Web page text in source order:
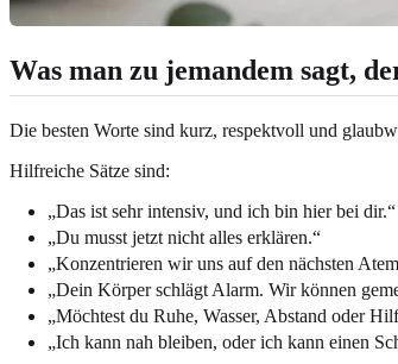
Was man zu jemandem sagt,
Die besten Worte sind kurz, respektvoll und
Hilfreiche Sätze sind:
„Das ist sehr intensiv, und ich bin hier bei dir.“
„Du musst jetzt nicht alles erklären.“
„Konzentrieren wir uns auf den nächsten
„Dein Körper schlägt Alarm. Wir können
„Möchtest du Ruhe, Wasser, Abstand oder
„Ich kann nah bleiben, oder ich kann einen